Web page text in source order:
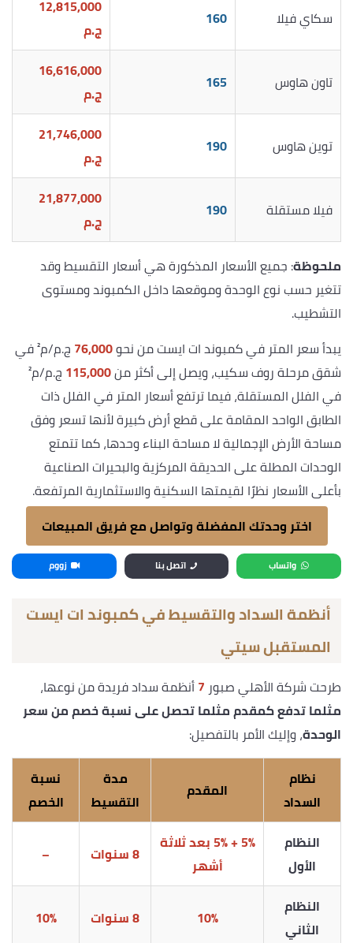
سكاي فيلا 160
12,815,000
ج.م
تاون هاوس 165
16,616,000
ج.م
توين هاوس 190
21,746,000
ج.م
فيلا مستقلة 190
21,877,000
ج.م
ملحوظة: جميع الأسعار المذكورة هي أسعار التقسيط وقد
تتغير حسب نوع الوحدة وموقعها داخل الكمبوند ومستوى
التشطيب.
يبدأ سعر المتر في كمبوند ات ايست من نحو76,000
ج.م/م² في
شقق مرحلة روف سكيب، ويصل إلى أكثر من115,000
ج.م/م²
في الفلل المستقلة، فيما ترتفع أسعار المتر في الفلل ذات
الطابق الواحد المقامة على قطع أرض كبيرة لأنها تسعر وفق
مساحة الأرض الإجمالية لا مساحة البناء وحدها، كما تتمتع
الوحدات المطلة على الحديقة المركزية والبحيرات الصناعية
بأعلى الأسعار نظرًا لقيمتها السكنية والاستثمارية المرتفعة.
اختر وحدتك المفضلة وتواصل مع فريق المبيعات
واتساب اتصل بنا زووم
أنظمة السداد والتقسيط في كمبوند ات ايست
المستقبل سيتي
طرحت شركة الأهلي صبور 7أنظمة سداد فريدة من نوعها،
مثلما تدفع كمقدم مثلما تحصل على نسبة خصم من سعر
الوحدة، وإليك الأمر بالتفصيل:
نظام
السداد
المقدم
مدة
التقسيط
نسبة
الخصم
النظام
الأول
5% + 5% بعد ثلاثة
أشهر
8 سنوات –
النظام
الثاني
10% 8 سنوات 10%